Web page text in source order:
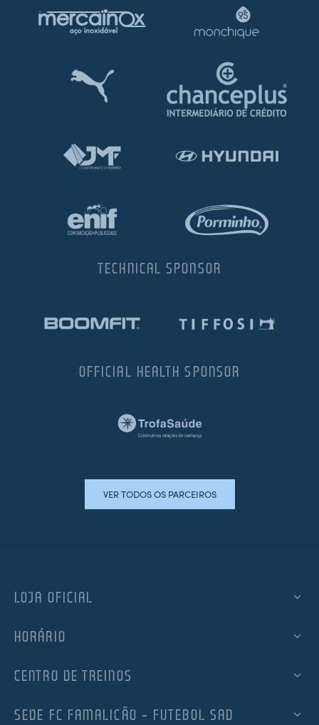
TECHNICAL SPONSOR
OFFICIAL HEALTH SPONSOR
VER TODOS OS PARCEIROS
LOJA OFICIAL
HORÁRIO
CENTRO DE TREINOS
SEDE FC FAMALICÃO – FUTEBOL SAD